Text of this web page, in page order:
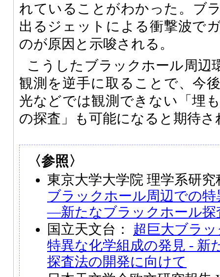
れていることがわかった。ブ
出るジェットによる衝撃波で
のが原因と示唆される。
こうしたブラックホール周辺
観測を逆手に取ることで、今
光などでは観測できない「埋
の探査」も可能になると期待さ
〈参照〉
東京大学大学院 理学系研
ブラックホール周辺での
―新たなブラックホール探
国立天文台： 超巨大ブラ
特異な化学組成の発見 - 新
探査法の開発に向けて